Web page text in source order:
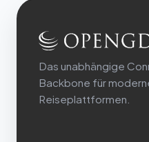
Das unabhängige
Backbone für
Reiseplattformen.